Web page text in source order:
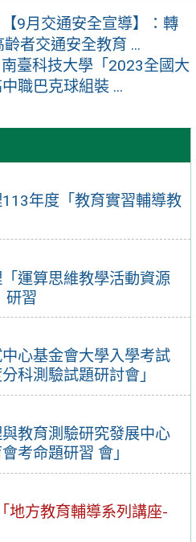
年度「教育實習輔導教
運算思維教學活動資源
研習
心基金會大學入學考試
科測驗試題研討會」
教育測驗研究發展中心
考命題研習 會」
地方教育輔導系列講座-
【9月交通安全宣導】：轉
者交通安全教育 ...
南臺科技大學「2023全國大
職巴克球組裝 ...